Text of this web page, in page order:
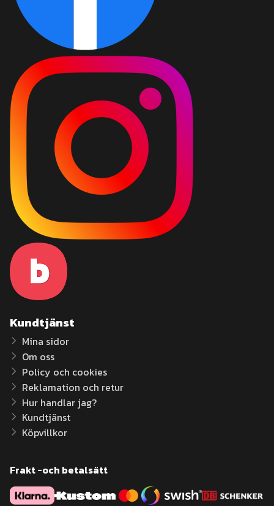
Kundtjänst
Mina sidor
Om oss
Policy och cookies
Reklamation och retur
Hur handlar jag?
Kundtjänst
Köpvillkor
Frakt -och betalsätt